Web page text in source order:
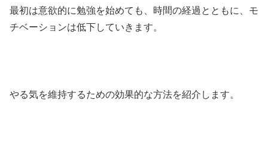
最初は意欲的に勉強を始めても、時間の経過とともに、モ
チベーションは低下していきます。
やる気を維持するための効果的な方法を紹介します。